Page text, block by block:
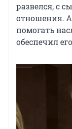
развелся, с
отношения.
помогать
обеспечил